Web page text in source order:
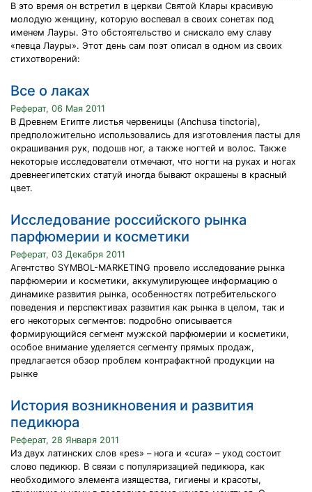
В это время он встретил в церкви Святой Клары красивую
молодую женщину, которую воспевал в своих сонетах под
именем Лауры. Это обстоятельство и снискало ему славу
«певца Лауры». Этот день сам поэт описал в одном из своих
стихотворений:
Все о лаках
Реферат, 06 Мая 2011
В Древнем Египте листья червеницы (Anchusa tinctoria),
предположительно использовались для изготовления пасты для
окрашивания рук, подошв ног, а также ногтей и волос. Также
некоторые исследователи отмечают, что ногти на руках и ногах
древнеегипетских статуй иногда бывают окрашены в красный
цвет.
Исследование российского рынка
парфюмерии и косметики
Реферат, 03 Декабря 2011
Агентство SYMBOL-MARKETING провело исследование рынка
парфюмерии и косметики, аккумулирующее информацию о
динамике развития рынка, особенностях потребительского
поведения и перспективах развития как рынка в целом, так и
его некоторых сегментов: подробно описывается
формирующийся сегмент мужской парфюмерии и косметики,
особое внимание уделяется сегменту прямых продаж,
предлагается обзор проблем контрафактной продукции на
рынке
История возникновения и развития
педикюра
Реферат, 28 Января 2011
Из двух латинских слов «pes» – нога и «cura» – уход состоит
слово педикюр. В связи с популяризацией педикюра, как
необходимого элемента изящества, гигиены и красоты,